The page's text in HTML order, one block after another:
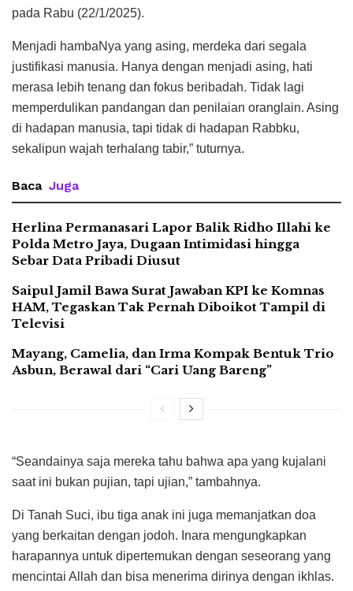
pada Rabu (22/1/2025).
Menjadi hambaNya yang asing, merdeka dari segala
justifikasi manusia. Hanya dengan menjadi asing, hati
merasa lebih tenang dan fokus beribadah. Tidak lagi
memperdulikan pandangan dan penilaian oranglain. Asing
di hadapan manusia, tapi tidak di hadapan Rabbku,
sekalipun wajah terhalang tabir,” tuturnya.
Baca Juga
Herlina Permanasari Lapor Balik Ridho Illahi ke
Polda Metro Jaya, Dugaan Intimidasi hingga
Sebar Data Pribadi Diusut
Saipul Jamil Bawa Surat Jawaban KPI ke Komnas
HAM, Tegaskan Tak Pernah Diboikot Tampil di
Televisi
Mayang, Camelia, dan Irma Kompak Bentuk Trio
Asbun, Berawal dari “Cari Uang Bareng”
“Seandainya saja mereka tahu bahwa apa yang kujalani
saat ini bukan pujian, tapi ujian,” tambahnya.
Di Tanah Suci, ibu tiga anak ini juga memanjatkan doa
yang berkaitan dengan jodoh. Inara mengungkapkan
harapannya untuk dipertemukan dengan seseorang yang
mencintai Allah dan bisa menerima dirinya dengan ikhlas.